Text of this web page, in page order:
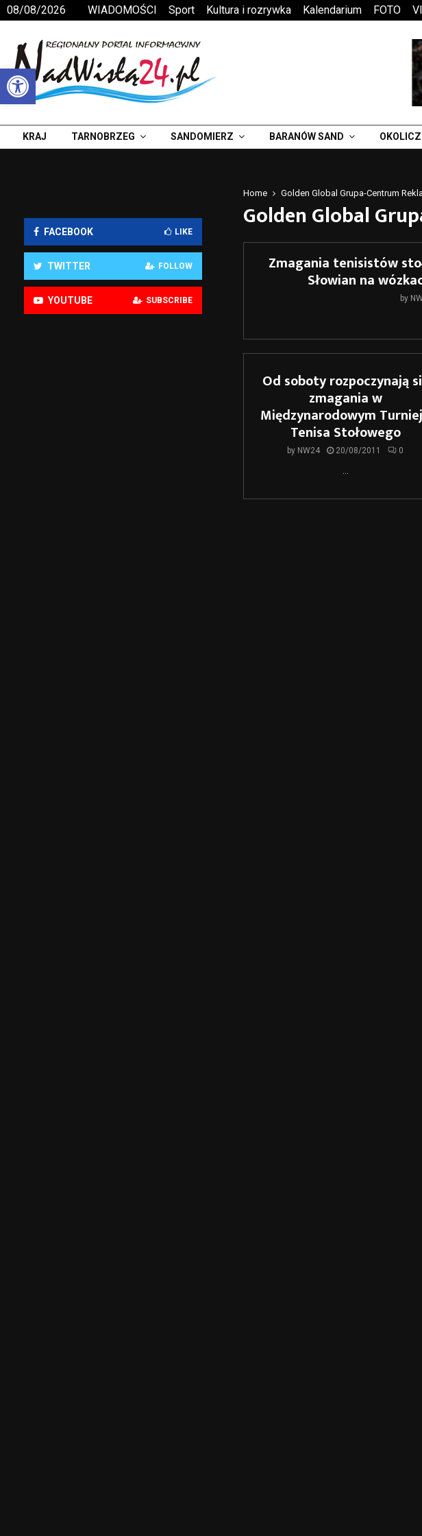
Otwórz pasek narzędzi
08/08/2026 WIADOMOŚCI Sport Kultura i rozrywka Kalendarium FOTO
KRAJ TARNOBRZEG SANDOMIERZ BARANÓW SAND
Home Golden Global Grupa-Centrum
Golden Global
Zmagania tenisistów
Słowian na
by
Od soboty rozpoczynają
zmagania w
Międzynarodowym
Tenisa Stołowego
by NW24 20/08/2011 0
...
FACEBOOK LIKE
TWITTER FOLLOW
YOUTUBE SUBSCRIBE